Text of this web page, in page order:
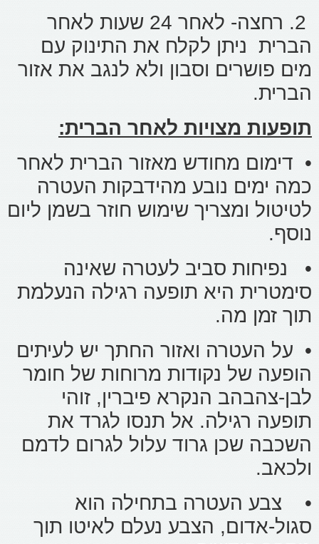
2. רחצה- לאחר 24 שעות לאחר
הברית ניתן לקלח את התינוק עם
מים פושרים וסבון ולא לנגב את אזור
הברית.
תופעות מצויות לאחר הברית:
• דימום מחודש מאזור הברית לאחר
כמה ימים נובע מהידבקות העטרה
לטיטול ומצריך שימוש חוזר בשמן ליום
נוסף.
• נפיחות סביב לעטרה שאינה
סימטרית היא תופעה רגילה הנעלמת
תוך זמן מה.
• על העטרה ואזור החתך יש לעיתים
הופעה של נקודות מרוחות של חומר
לבן-צהבהב הנקרא פיברין, זוהי
תופעה רגילה. אל תנסו לגרד את
השכבה שכן גרוד עלול לגרום לדמם
ולכאב.
• צבע העטרה בתחילה הוא
סגול-אדום, הצבע נעלם לאיטו תוך